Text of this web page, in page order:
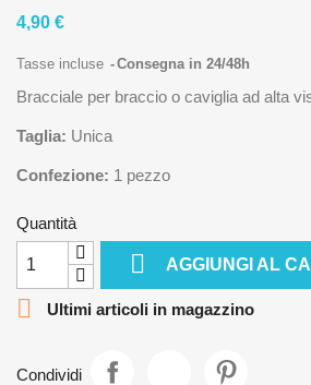
4,90 €
Tasse incluse Consegna in 24/48h
Bracciale per braccio o caviglia ad alta
Taglia: Unica
Confezione: 1 pezzo
Quantità
 AGGIUNGI AL
 Ultimi articoli in magazzino
Condividi